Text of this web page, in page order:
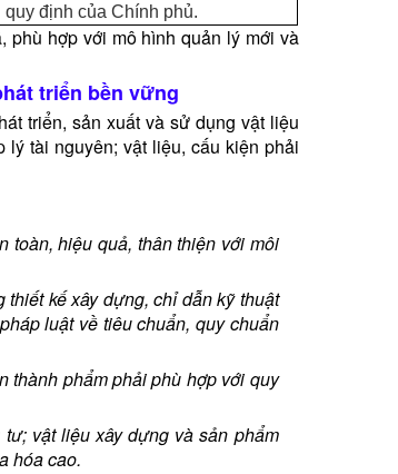
quy định của Chính phủ.
phù hợp với mô hình quản lý mới và
triển bền vững
triển, sản xuất và sử dụng vật liệu
tài nguyên; vật liệu, cấu kiện phải
toàn, hiệu quả, thân thiện với môi
kế xây dựng, chỉ dẫn kỹ thuật
luật về tiêu chuẩn, quy chuẩn
thành phẩm phải phù hợp với quy
vật liệu xây dựng và sản phẩm
hóa cao.